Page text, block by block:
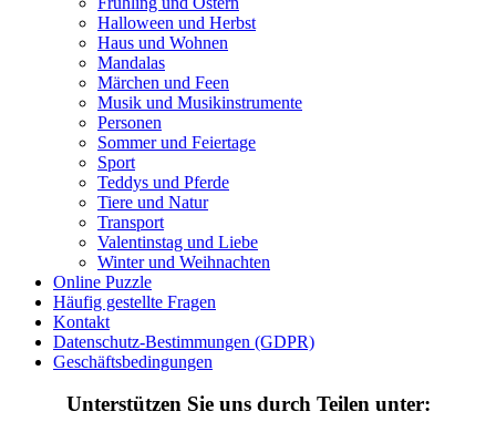
Früchte und Gemüse
Frühling und Ostern
Halloween und Herbst
Haus und Wohnen
Märchen und Feen
Musik und Musikinstrumente
Personen
Sommer und Feiertage
Sport
Halloween und Herbst
Haus und Wohnen
Mandalas
Märchen und Feen
Musik und Musikinstrumente
Personen
Sommer und Feiertage
Sport
Teddys und Pferde
Tiere und Natur
Transport
Valentinstag und Liebe
Winter und Weihnachten
Online Puzzle
Häufig gestellte Fragen
Kontakt
Datenschutz-Bestimmungen (GDPR)
Geschäftsbedingungen
Unterstützen Sie uns durch Teilen unter: